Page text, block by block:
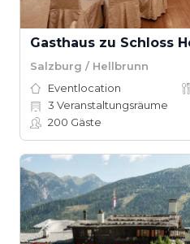
Gasthaus zu Schloss
Salzburg / Hellbrunn
Eventlocation
3 Veranstaltungsräume
200 Gäste